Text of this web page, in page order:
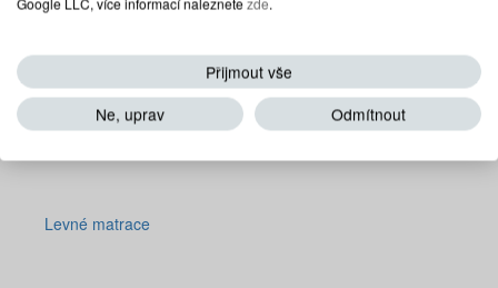
Levné matrace
Přijmout vše
Ne, uprav
Odmítnout